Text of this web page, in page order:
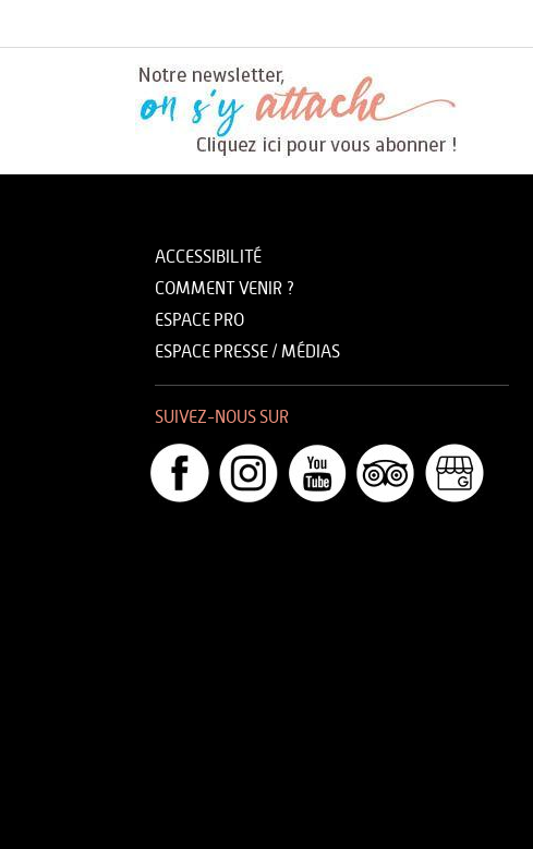
ACCESSIBILITÉ
COMMENT VENIR ?
ESPACE PRO
ESPACE PRESSE / MÉDIAS
SUIVEZ-NOUS SUR